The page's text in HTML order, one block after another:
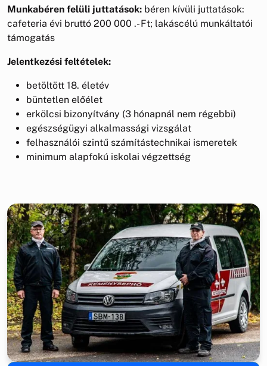
Munkabéren felüli juttatások: béren kívüli juttatások:
cafeteria évi bruttó 200 000 .- Ft; lakáscélú munkáltatói
támogatás
Jelentkezési feltételek:
betöltött 18. életév
büntetlen előélet
erkölcsi bizonyítvány (3 hónapnál nem régebbi)
egészségügyi alkalmassági vizsgálat
felhasználói szintű számítástechnikai ismeretek
minimum alapfokú iskolai végzettség